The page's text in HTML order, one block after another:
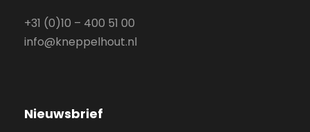
+31 (0)10 – 400 51 00
info@kneppelhout.nl
Nieuwsbrief